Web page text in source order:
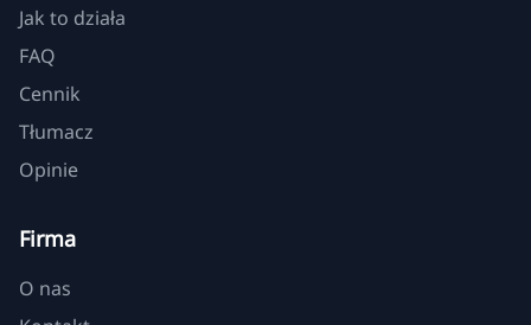
Jak to działa
FAQ
Cennik
Tłumacz
Opinie
Firma
O nas